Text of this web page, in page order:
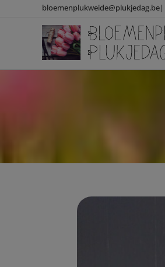
bloemenplukweide@plukjedag.be|